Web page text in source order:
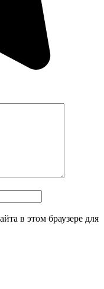
в этом браузере для